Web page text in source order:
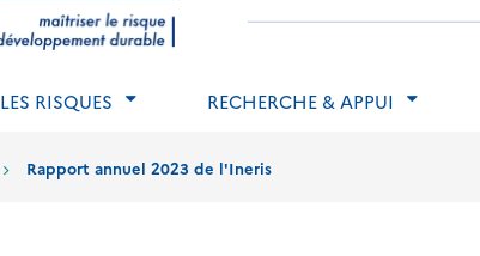
LES RISQUES RECHERCHE & APPUI
Rapport annuel 2023 de l'Ineris